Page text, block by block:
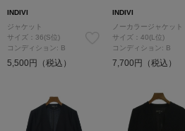
INDIVI
ジャケット
サイズ：36(S位)
コンディション: B
5,500円（税込）
INDIVI
ノーカラージャケット
サイズ：40(L位)
コンディション: B
7,700円（税込）